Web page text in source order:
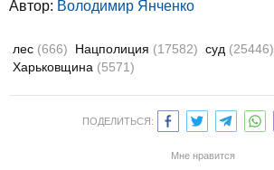
Автор: Володимир Янченко
лес (666) Нацполиция (17582) суд (25446)
Харьковщина (5571)
ПОДЕЛИТЬСЯ:
Мне нравится